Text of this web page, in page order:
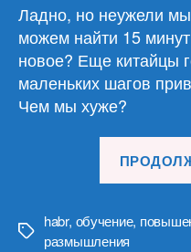
Ладно, но неужели мы
можем найти 15
новое? Еще китайцы
маленьких шагов
Чем мы хуже?
Метки
habr, обучение,
размышления